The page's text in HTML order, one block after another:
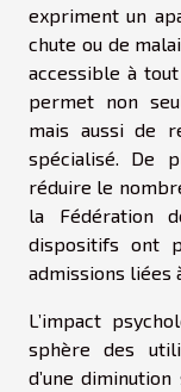
expriment un
chute ou de
accessible à
permet non
mais aussi de
spécialisé. De
réduire le
la Fédération
dispositifs ont
admissions liées
L’impact
sphère des
d’une